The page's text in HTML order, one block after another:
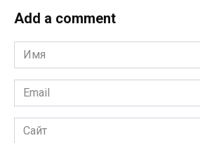
Add a comment
Имя
*
Email
*
Сайт